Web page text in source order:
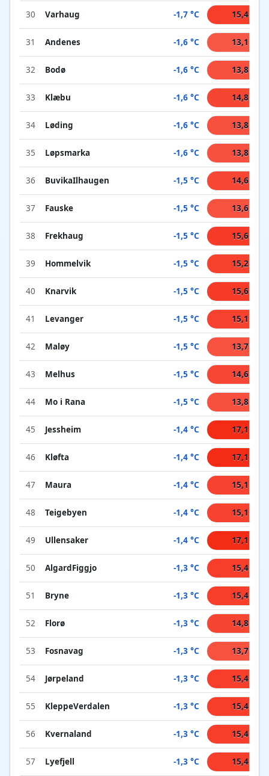
30 Varhaug -1,7 °C 15,4 °C
31 Andenes -1,6 °C 13,1 °C
32 Bodø -1,6 °C 13,8 °C
33 Klæbu -1,6 °C 14,8 °C
34 Løding -1,6 °C 13,8 °C
35 Løpsmarka -1,6 °C 13,8 °C
36 BuvikaIlhaugen -1,5 °C 14,6 °C
37 Fauske -1,5 °C 13,6 °C
38 Frekhaug -1,5 °C 15,6 °C
39 Hommelvik -1,5 °C 15,2 °C
40 Knarvik -1,5 °C 15,6 °C
41 Levanger -1,5 °C 15,1 °C
42 Maløy -1,5 °C 13,7 °C
43 Melhus -1,5 °C 14,6 °C
44 Mo i Rana -1,5 °C 13,8 °C
45 Jessheim -1,4 °C 17,1 °C
46 Kløfta -1,4 °C 17,1 °C
47 Maura -1,4 °C 15,1 °C
48 Teigebyen -1,4 °C 15,1 °C
49 Ullensaker -1,4 °C 17,1 °C
50 AlgardFiggjo -1,3 °C 15,4 °C
51 Bryne -1,3 °C 15,4 °C
52 Florø -1,3 °C 14,8 °C
53 Fosnavag -1,3 °C 13,7 °C
54 Jørpeland -1,3 °C 15,4 °C
55 KleppeVerdalen -1,3 °C 15,4 °C
56 Kvernaland -1,3 °C 15,4 °C
57 Lyefjell -1,3 °C 15,4 °C